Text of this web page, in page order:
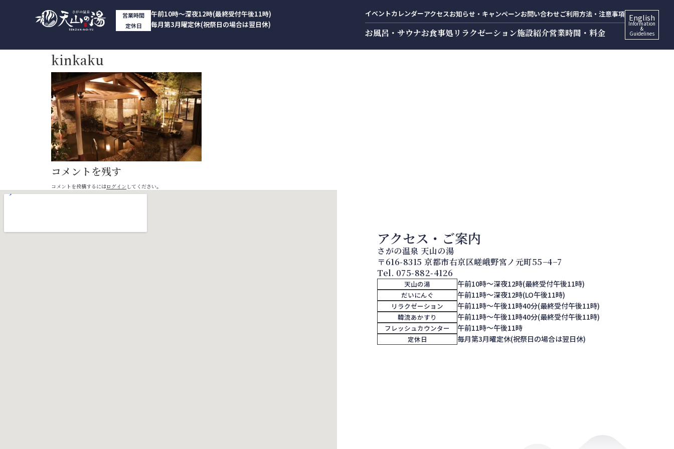
営業時間 午前10時～深夜12時(最終受付午後11時)
定休日 毎月第3月曜定休(祝祭日の場合は翌日休)
イベントカレンダーアクセスお知らせ・キャンペーンお問い合わせご利用方法・注意事項
お風呂・サウナお食事処リラクゼーション施設紹介営業時間・料金
English
Information
&
Guidelines
kinkaku
コメントを残す
コメントを投稿するにはログイン してください。
アクセス・ご案内
さがの温泉 天山の湯
〒616-8315 京都市右京区嵯峨野宮ノ元町55−4−7
Tel. 075-882-4126
天山の湯 午前10時～深夜12時(最終受付午後11時)
だいにんぐ 午前11時～深夜12時(LO午後11時)
リラクゼーション 午前11時～午後11時40分(最終受付午後11時)
韓流あかすり 午前11時～午後11時40分(最終受付午後11時)
フレッシュカウンター 午前11時～午後11時
定休日 毎月第3月曜定休(祝祭日の場合は翌日休)